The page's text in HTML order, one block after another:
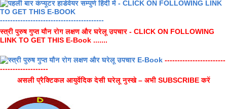
-----------------------------------------
स्त्री पुरुष गुप्त यौन रोग लक्षण और घरेलू उपचार - CLICK ON FOLLOWING
LINK TO GET THIS E-Book .......
------------------------
-------------------
असली प्रैक्टिकल आयुर्वेदिक देसी घरेलू नुस्खे – अभी SUBSCRIBE करें